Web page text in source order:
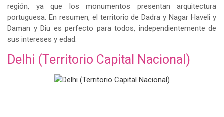
región, ya que los monumentos presentan arquitectura
portuguesa. En resumen, el territorio de Dadra y Nagar Haveli y
Daman y Diu es perfecto para todos, independientemente de
sus intereses y edad.
Delhi (Territorio Capital Nacional)